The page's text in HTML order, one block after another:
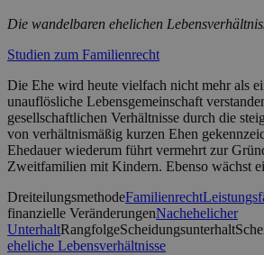
Die wandelbaren ehelichen
Studien zum Familienrecht
Die Ehe wird heute vielfach nicht mehr als
unauflösliche Lebensgemeinschaft
gesellschaftlichen Verhältnisse durch die
von verhältnismäßig kurzen Ehen
Ehedauer wiederum führt vermehrt zur
Zweitfamilien mit Kindern. Ebenso wächst
DreiteilungsmethodeFamilienrecht
finanzielle VeränderungenNachehelicher
UnterhaltRangfolgeScheidungsunterhalt
eheliche Lebensverhältnisse